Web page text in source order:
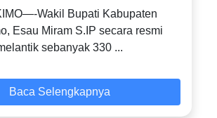
Wakil Bupati Kabupaten
Esau Miram S.IP secara resmi
sebanyak 330 ...
Baca Selengkapnya